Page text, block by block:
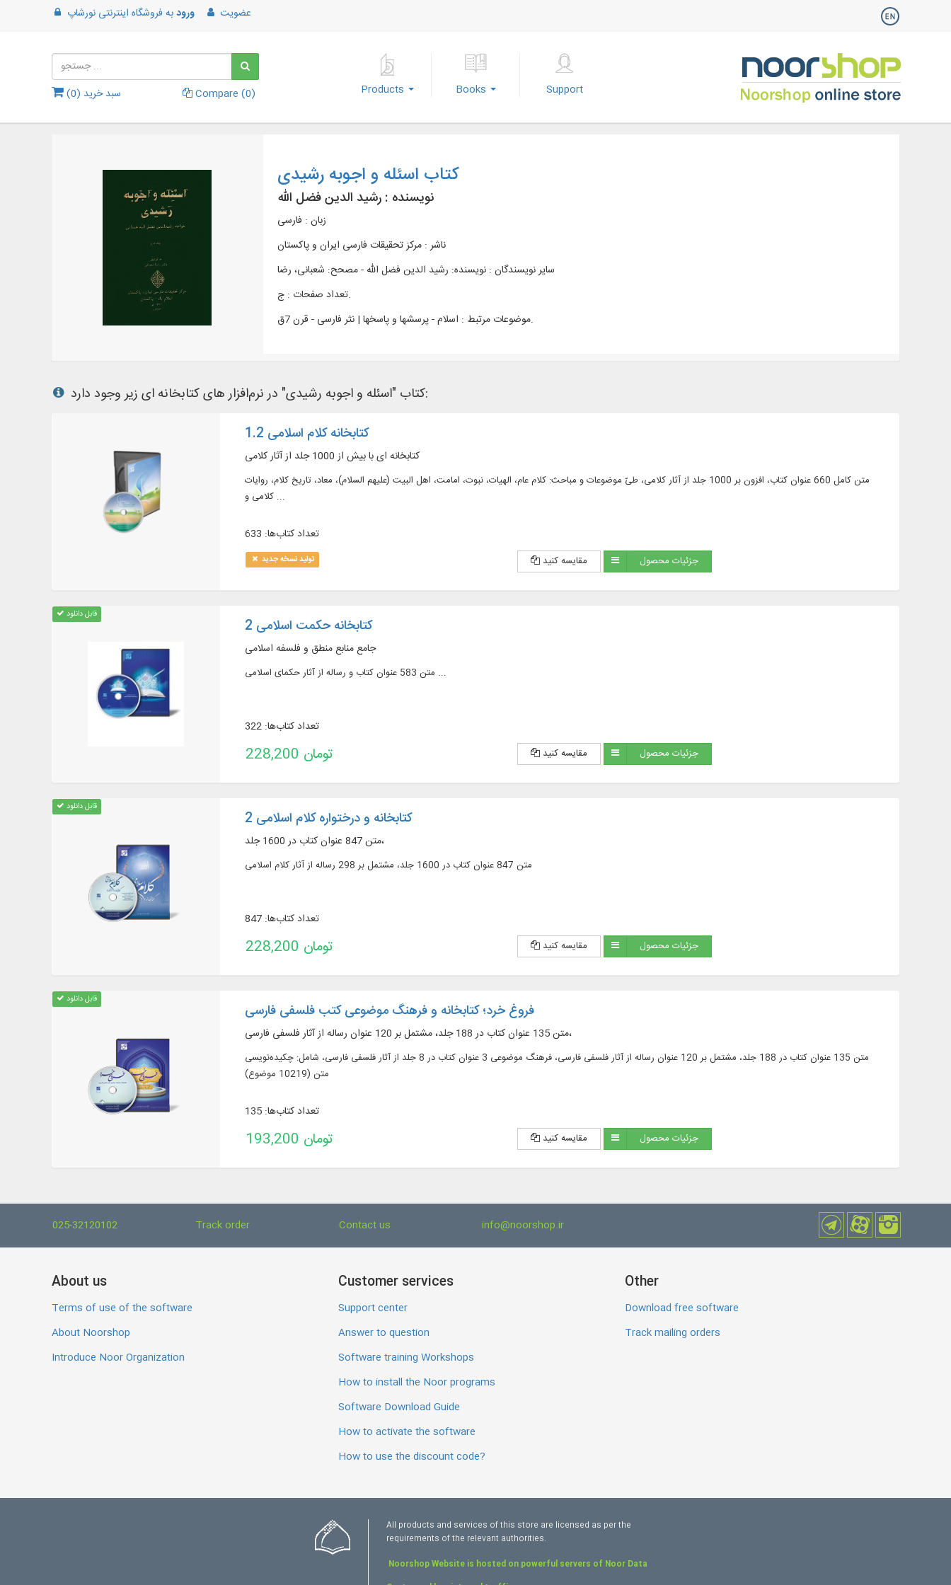
ورودبه فروشگاه اینترنتی نورشاپ عضویت
سبد خرید (0
) Compare (0) Products Books Support
کتاب اسئله و اجوبه رشیدی
نویسنده : رشید الدین فضل الله
زبان : فارسی
ناشر : مرکز تحقیقات فارسی ایران و پاکستان
سایر نویسندگان : نویسنده: رشید الدین فضل الله - مصحح: شعبانی، رضا
تعداد صفحات : ج.
موضوعات مرتبط :اسلام - پرسشها و پاسخها | نثر فارسی - قرن 7ق.
کتاب "اسئله و اجوبه رشیدی" در نرم‌افزار های کتابخانه ای زیر وجود دارد:
کتابخانه کلام اسلامی 1.2
کتابخانه ای با بیش از 1000 جلد از آثار کلامی
متن کامل 660 عنوان کتاب، افزون بر 1000 جلد از آثار کلامی، طیّ موضوعات و مباحث: کلام عام، الهیات، نبوت، امامت، اهل البیت (علیهم السلام)، معاد، تاریخ کلام، روایات
کلامی و ...
تعداد کتاب‌ها: 633
تولید نسخه جدید مقایسه کنید جزئیات محصول
قابل دانلود
کتابخانه حکمت اسلامی 2
جامع منابع منطق و فلسفه اسلامی
متن 583 عنوان کتاب و رساله از آثار حکمای اسلامی ...
تعداد کتاب‌ها: 322
228,200 تومان مقایسه کنید جزئیات محصول
قابل دانلود
کتابخانه و درختواره کلام اسلامی 2
متن 847 عنوان کتاب در 1600 جلد،
متن 847 عنوان کتاب در 1600 جلد، مشتمل بر 298 رساله از آثار کلام اسلامی
تعداد کتاب‌ها: 847
228,200 تومان مقایسه کنید جزئیات محصول
قابل دانلود
فروغ خرد؛ کتابخانه و فرهنگ موضوعی کتب فلسفی فارسی
متن 135 عنوان کتاب در 188 جلد، مشتمل بر 120 عنوان رساله از آثار فلسفی فارسی،
متن 135 عنوان کتاب در 188 جلد، مشتمل بر 120 عنوان رساله از آثار فلسفی فارسی، فرهنگ موضوعی 3 عنوان کتاب در 8 جلد از آثار فلسفی فارسی، شامل: چکیده‌نویسی
متن (10219 موضوع)
تعداد کتاب‌ها: 135
193,200 تومان مقایسه کنید جزئیات محصول
025-32120102 Track order Contact us info@noorshop.ir
About us
Terms of use of the software
About Noorshop
Introduce Noor Organization
Customer services
Support center
Answer to question
Software training Workshops
How to install the Noor programs
Software Download Guide
How to activate the software
How to use the discount code?
Other
Download free software
Track mailing orders
All products and services of this store are licensed as per the
requirements of the relevant authorities.
Noorshop Website is hosted on powerful servers of Noor Data